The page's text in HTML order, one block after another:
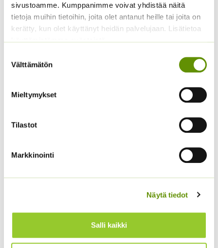
sivustoamme. Kumppanimme voivat yhdistää näitä
tietoja muihin tietoihin, joita olet antanut heille tai joita on
kerätty, kun olet käyttänyt heidän palvelujaan. Lisätietoa
käyttämistämme evästeistä
valinta
Välttämätön
Mieltymykset
Tilastot
Markkinointi
Näytä tiedot
Salli kaikki
3,60€ Sisältää arvonlisäveron 2,80€ Sisältää arvonlisäveron
Hämähäkkikukka
2,70€ Sisältää arvonlisäveron
Kääpiöauringonkukka
Sisältää arvonlisäveron